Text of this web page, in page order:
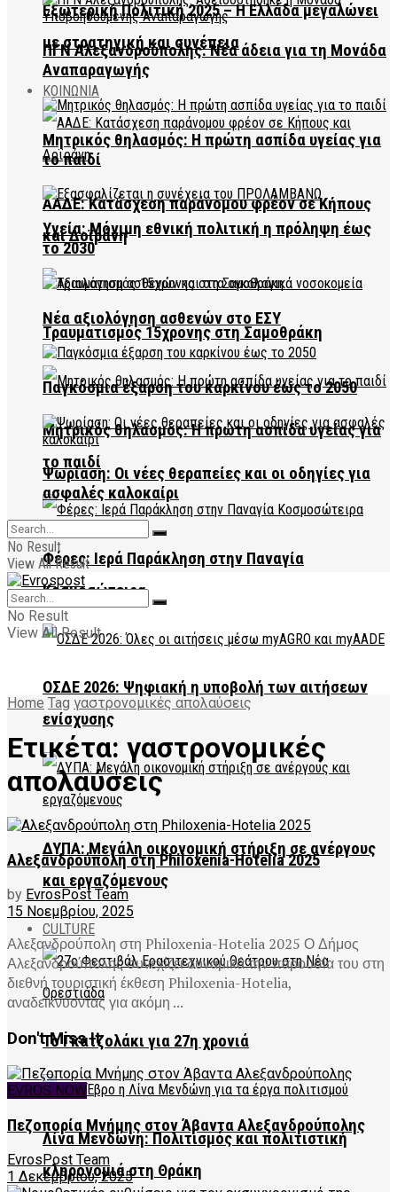
Εξωτερική Πολιτική 2025 – Η Ελλάδα μεγαλώνει
με στρατηγική και συνέπεια
ΚΟΙΝΩΝΙΑ
ΑΑΔΕ: Κατάσχεση παράνομου φρέον σε Κήπους
και Δοϊράνη
Τραυματισμός 15χρονης στη Σαμοθράκη
Μητρικός θηλασμός: Η πρώτη ασπίδα υγείας για
το παιδί
Φέρες: Ιερά Παράκληση στην Παναγία
Κοσμοσώτειρα
ΟΣΔΕ 2026: Ψηφιακή η υποβολή των αιτήσεων
ενίσχυσης
ΔΥΠΑ: Μεγάλη οικονομική στήριξη σε ανέργους
και εργαζόμενους
CULTURE
Το Γκατζολάκι για 27η χρονιά
Λίνα Μενδώνη: Πολιτισμός και πολιτιστική
κληρονομιά στη Θράκη
ΠΓΝ Αλεξανδρούπολης: Νέα άδεια για τη Μονάδα
Αναπαραγωγής
Μητρικός θηλασμός: Η πρώτη ασπίδα υγείας για
το παιδί
Υγεία: Μόνιμη εθνική πολιτική η πρόληψη έως
το 2030
Νέα αξιολόγηση ασθενών στο ΕΣΥ
Παγκόσμια έξαρση του καρκίνου έως το 2050
Ψωρίαση: Οι νέες θεραπείες και οι οδηγίες για
ασφαλές καλοκαίρι
No Result
View All Result
No Result
View All Result
Home Tag γαστρονομικές απολαύσεις
Ετικέτα: γαστρονομικές
απολαύσεις
Αλεξανδρούπολη στη Philoxenia-Hotelia 2025
by EvrosPost Team
15 Νοεμβρίου, 2025
Αλεξανδρούπολη στη Philoxenia-Hotelia 2025 Ο Δήμος
Αλεξανδρούπολης συνεχίζει δυναμικά την παρουσία του στη
διεθνή τουριστική έκθεση Philoxenia-Hotelia,
αναδεικνύοντας για ακόμη ...
Don't Miss It
EVROS NOW
Πεζοπορία Μνήμης στον Άβαντα Αλεξανδρούπολης
EvrosPost Team
1 Δεκεμβρίου, 2025